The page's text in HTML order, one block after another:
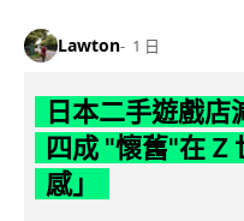
Lawton 1 日
日本二手遊戲
四成 "懷舊"在 Z
感」